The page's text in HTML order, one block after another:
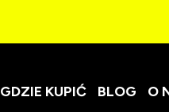
GDZIE KUPIĆ BLOG O